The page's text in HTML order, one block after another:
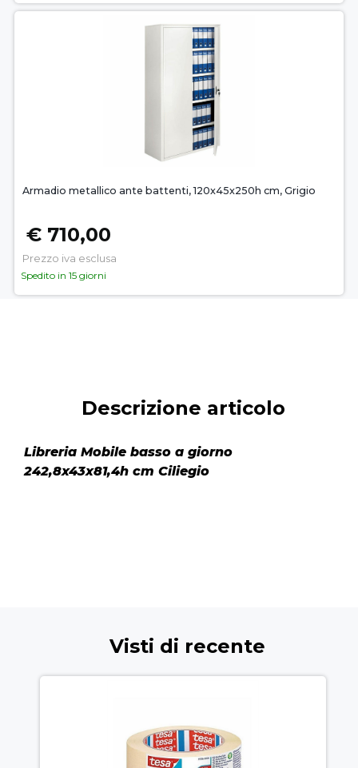
Armadio metallico ante battenti, 120x45x250h cm, Grigio
€ 710,00
Prezzo iva esclusa
Spedito in 15 giorni
Descrizione articolo
Libreria Mobile basso a giorno
242,8x43x81,4h cm Ciliegio
Visti di recente